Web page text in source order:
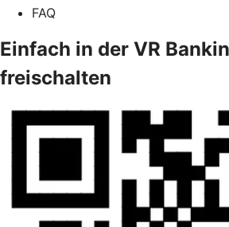
FAQ
Einfach in der VR
freischalten